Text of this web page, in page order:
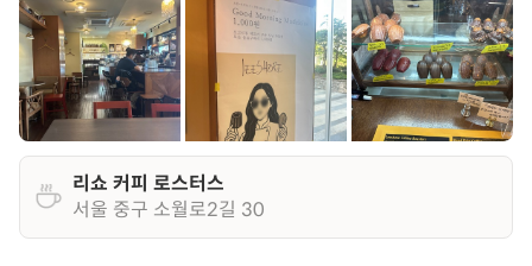
리쇼 커피 로스터스
서울 중구 소월로2길 30